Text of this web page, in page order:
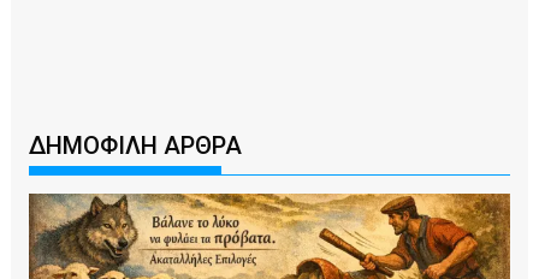
ΔΗΜΟΦΙΛΗ ΑΡΘΡΑ